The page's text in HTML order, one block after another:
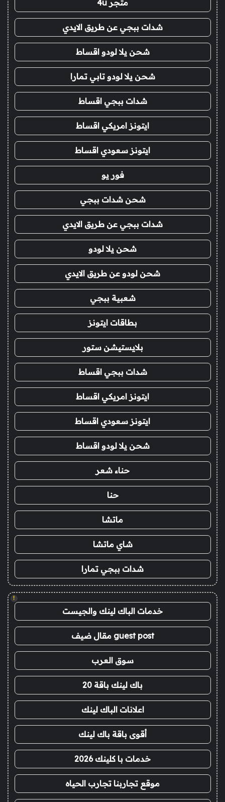
متجر 4u
شدات ببجي عن طريق الايدي
شحن يلا لودو اقساط
شحن يلا لودو تابي تمارا
شدات ببجي اقساط
ايتونز امريكي اقساط
ايتونز سعودي اقساط
فور يو
شحن شدات ببجي
شدات ببجي عن طريق الايدي
شحن يلا لودو
شحن لودو عن طريق الايدي
شعبية ببجي
بطاقات ايتونز
بلايستيشن ستور
شدات ببجي اقساط
ايتونز امريكي اقساط
ايتونز سعودي اقساط
شحن يلا لودو اقساط
حناء شعر
حنا
ماتشا
شاي ماتشا
شدات ببجي تمارا
!
خدمات الباك لينك والجيست
guest post مقال ضيف
سوق العرب
باك لينك باقة 20
اعلانات الباك لينك
أقوى باقة باك لينك
خدمات با كلينك 2026
موقع تجاربنا تجارب الحياه